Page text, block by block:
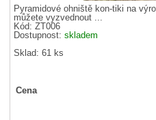
Pyramidové ohniště kon-tiki na
můžete vyzvednout ...
Kód: ZT006
Dostupnost:skladem
Sklad: 61 ks
Cena